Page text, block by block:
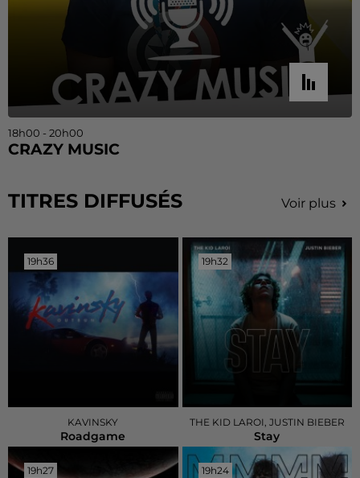
18h00 - 20h00
CRAZY MUSIC
TITRES DIFFUSÉS Voir plus
19h36
19h36
KAVINSKY
Roadgame
19h32
19h32
THE KID LAROI, JUSTIN BIEBER
Stay
19h27
19h27 19h24
19h24